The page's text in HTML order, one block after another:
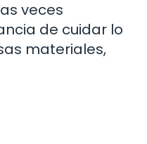
veces
de cuidar lo
materiales,